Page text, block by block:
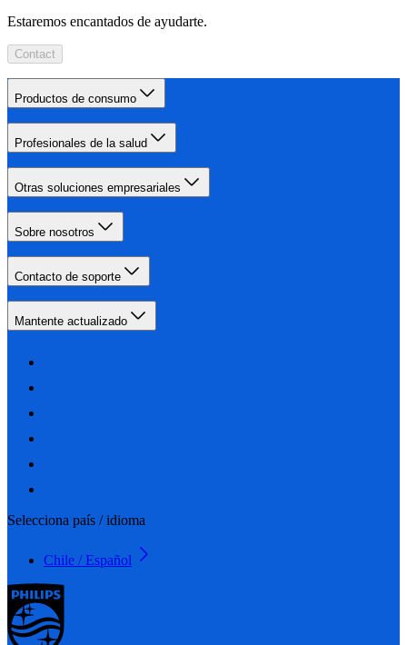
Estaremos encantados de ayudarte.
Contact
Productos de consumo
Profesionales de la salud
Otras soluciones empresariales
Sobre nosotros
Contacto de soporte
Mantente actualizado
Selecciona país / idioma
Chile / Español